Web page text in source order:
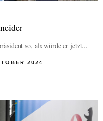
so, als würde er jetzt...
2024